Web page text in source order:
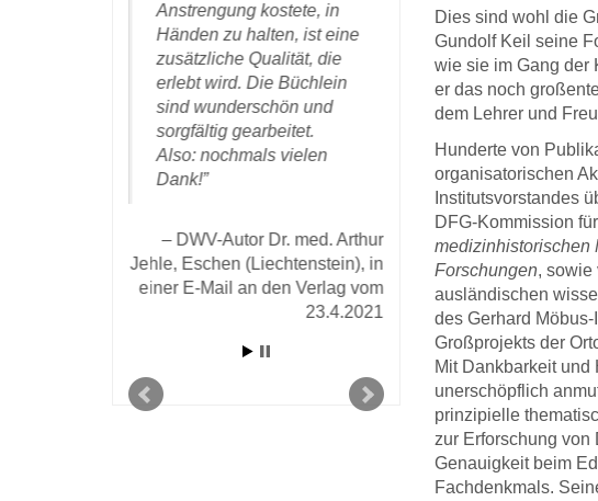
Dies sind wohl die
Gundolf Keil seine
wie sie im Gang der
er das noch
dem Lehrer und
Hunderte von
organisatorischen
Institutsvorstandes
DFG-Kommission
medizinhistorischen
Forschungen, sowie
ausländischen
des Gerhard
Großprojekts der
Mit Dankbarkeit
unerschöpflich
prinzipielle
zur Erforschung
Genauigkeit beim
Fachdenkmals.
Anstrengung kostete, in
Händen zu halten, ist eine
zusätzliche Qualität, die
erlebt wird. Die Büchlein
sind wunderschön und
sorgfältig gearbeitet.
Also: nochmals vielen
Dank!
DWV-Autor Dr. med. Arthur
Jehle, Eschen (Liechtenstein), in
einer E-Mail an den Verlag vom
23.4.2021
weiterempfohlen
DWV-Autor Dr.
Günther in einer E-mail
Oktober 2016 an den